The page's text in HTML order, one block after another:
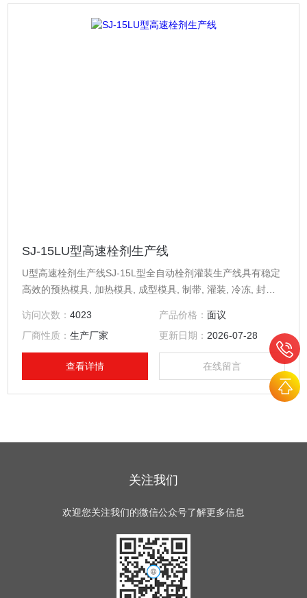
SJ-15LU型高速栓剂生产线
U型高速栓剂生产线SJ-15L型全自动栓剂灌装生产线具有稳定
高效的预热模具, 加热模具, 成型模具, 制带, 灌装, 冷冻, 封口
时。
访问次数：4023 产品价格： 面议
厂商性质：生产厂家 更新日期： 2026-07-28
查看详情 在线留言
关注我们
欢迎您关注我们的微信公众号了解更多信息